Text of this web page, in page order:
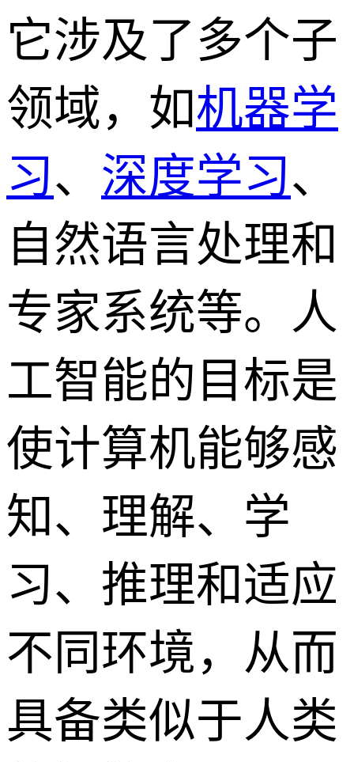
它涉及了多个子
领域，如机器学
习、 深度学习、
自然语言处理和
专家系统等。人
工智能的目标是
使计算机能够感
知、理解、学
习、推理和适应
不同环境，从而
具备类似于人类